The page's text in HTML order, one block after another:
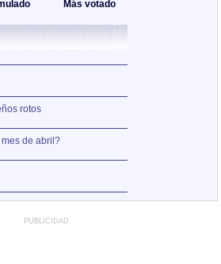
Más votado
rotos
de abril?
PUBLICIDAD